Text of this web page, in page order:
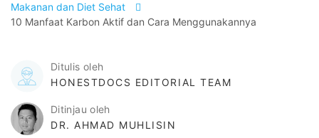
Makanan dan Diet Sehat
10 Manfaat Karbon Aktif dan Cara Menggunakannya
Ditulis oleh
HONESTDOCS EDITORIAL TEAM
Ditinjau oleh
DR. AHMAD MUHLISIN